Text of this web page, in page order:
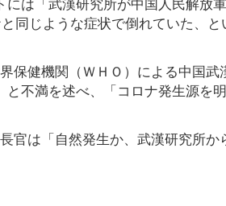
同じような症状で倒れていた、
保健機関（ＷＨＯ）による中国武
不満を述べ、「コロナ発生源を
官は「自然発生か、武漢研究所か